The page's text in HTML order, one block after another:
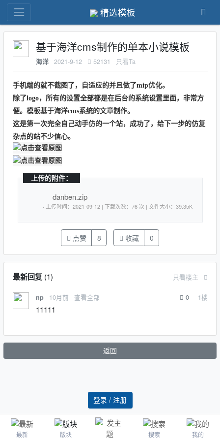
最新 版块 搜索 我的
登录 / 注册
精选模板
基于海洋cms制作的单本小说模板
海洋 2021-9-12 52131 只看Ta
手机端的就不截图了，自适应的并且做了mip优化。
除了logo，所有的设置全部都是在后台的系统设置里面，非常方
便。模板基于海洋cms系统的文章制作。
这是第一次完全自己动手仿的一个站，成功了，给下一步的仿复
杂点的站不少信心。
上传的附件：
danben.zip
· 上传时间：2021-09-12 | 下载次数：76 次 | 文件大小：39.35K
点赞 8 收藏 0
最新回复(1) 只看楼主
np 10月前 查看全部 0 1楼
11111
返回